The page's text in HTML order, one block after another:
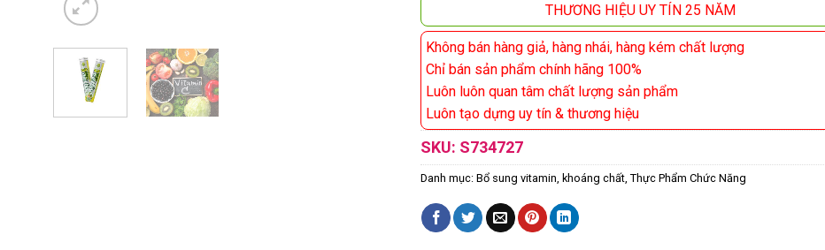
THƯƠNG HIỆU UY TÍN 25 NĂM
Không bán hàng giả, hàng nhái, hàng kém chất lượng
Chỉ bán sản phẩm chính hãng 100%
Luôn luôn quan tâm chất lượng sản phẩm
Luôn tạo dựng uy tín & thương hiệu
SKU: S734727
Danh mục: Bổ sung vitamin, khoáng chất, Thực Phẩm Chức Năng